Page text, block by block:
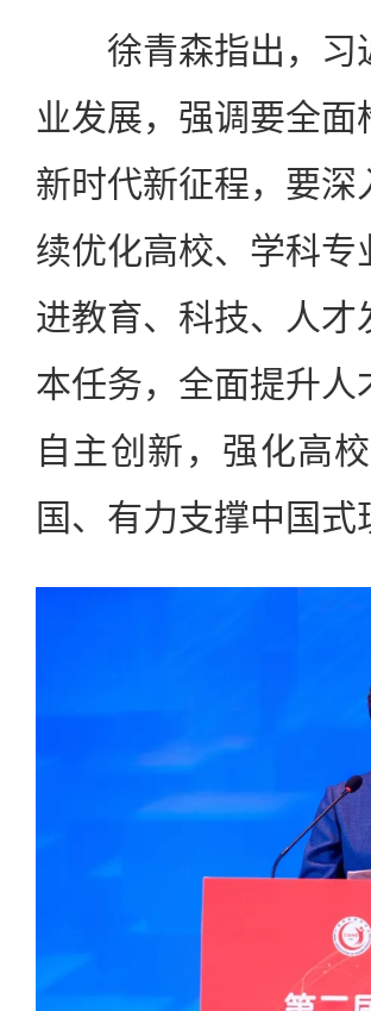
徐青森指出，习
业发展，强调要全
新时代新征程，要
续优化高校、学科
进教育、科技、人
本任务，全面提升
自主创新，强化高
国、有力支撑中国